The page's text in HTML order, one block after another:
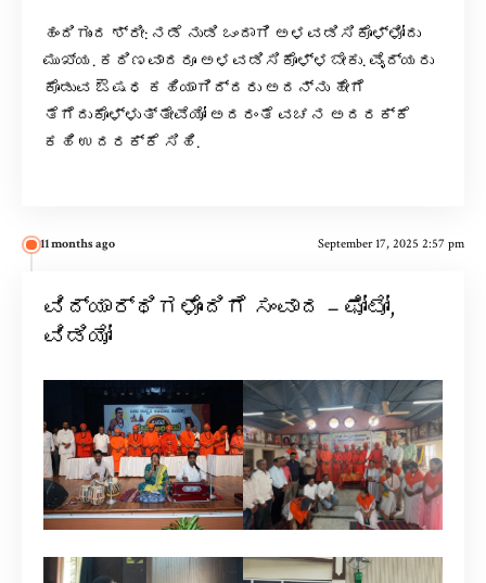
ಹಂದಿಗುಂದ ಶ್ರೀ: ನಡೆ ನುಡಿ ಒಂದಾಗಿ ಅಳವಡಿಸಿಕೊಳ್ಳೋದು
ಮುಖ್ಯ. ಕಠಿಣವಾದರೂ ಅಳವಡಿಸಿಕೊಳ್ಳಬೇಕು. ವೈದ್ಯರು
ಕೊಡುವ ಔಷಧ ಕಹಿಯಾಗಿದ್ದರು ಅದನ್ನು ಹೇಗೆ
ತೆಗೆದುಕೊಳ್ಳುತ್ತೇವೆಯೋ ಅದರಂತೆ ವಚನ ಅದರಕ್ಕೆ
ಕಹಿ ಉದರಕ್ಕೆ ಸಿಹಿ.
11 months ago September 17, 2025 2:57 pm
ವಿದ್ಯಾರ್ಥಿಗಳೊಂದಿಗೆ ಸಂವಾದ – ಫೋಟೋ,
ವಿಡಿಯೋ